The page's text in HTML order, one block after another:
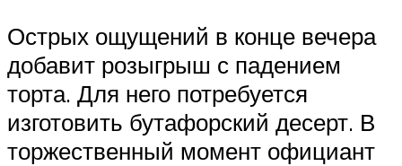
Острых ощущений в конце вечера
добавит розыгрыш с падением
торта. Для него потребуется
изготовить бутафорский десерт. В
торжественный момент официант